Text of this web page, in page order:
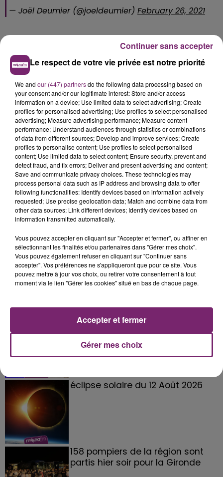
— Joël Deumier (@joeldeumier) February 26, 2021
La Bulle - Guinguette éphémère
éclipse solaire du 12 Août 2026
158 pompiers de la région sont
partis hier soir pour la Gironde
Le respect de votre vie privée est notre priorité
We and our (447) partnersdo the following data processing based on
your consent and/or our legitimate interest: Store and/or access
information on a device; Use limited data to select advertising; Create
profiles for personalised advertising; Use profiles to select personalised
advertising; Measure advertising performance; Measure content
performance; Understand audiences through statistics or combinations
of data from different sources; Develop and improve services; Create
profiles to personalise content; Use profiles to select personalised
content; Use limited data to select content; Ensure security, prevent and
detect fraud, and fix errors; Deliver and present advertising and content;
Save and communicate privacy choices. These technologies may
process personal data such as IP address and browsing data to offer
following functionalities: Identify devices based on information actively
requested; Use precise geolocation data; Match and combine data from
other data sources; Link different devices; Identify devices based on
information transmitted automatically.
Vous pouvez accepter en cliquant sur "Accepter et fermer", ou affiner en
sélectionnant les finalités et/ou partenaires dans "Gérer mes choix".
Vous pouvez également refuser en cliquant sur "Continuer sans
accepter". Vos préférences ne s'appliqueront que pour ce site. Vous
pouvez mettre à jour vos choix, ou retirer votre consentement à tout
moment via le lien "Gérer les cookies" situé en bas de chaque page.
Gérer mes choix
Accepter et fermer
Continuer sans accepter